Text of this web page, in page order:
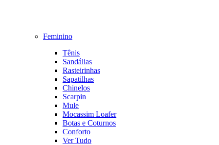
Feminino
Tênis
Sandálias
Rasteirinhas
Sapatilhas
Chinelos
Scarpin
Mule
Mocassim Loafer
Botas e Coturnos
Conforto
Ver Tudo